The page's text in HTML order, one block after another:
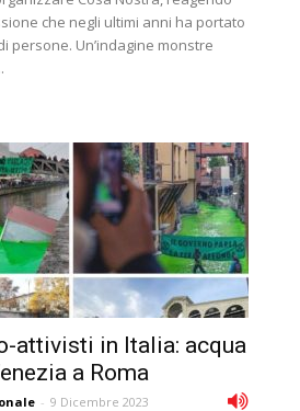
che negli ultimi anni ha portato
persone. Un’indagine monstre
attivisti in Italia: acqua
a Roma
- 9 Dicembre 2023